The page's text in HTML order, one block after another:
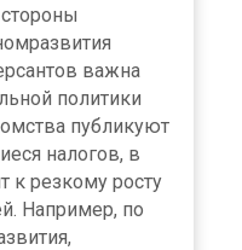
важна
политики
публикуют
налогов, в
к резкому росту
Например, по